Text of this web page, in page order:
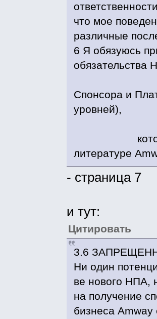
что мое
различные
6 Я обязуюсь
обязательства
Спонсора и
уровней),
которые
литературе
- страница 7
и тут:
Цитировать
3.6
Ни один
ве но­во­го НПА,
на по­лу­че­ние
биз­не­са